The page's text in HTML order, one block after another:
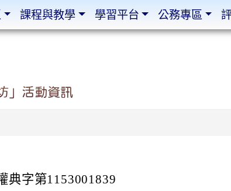
」活動資訊
典字第1153001839
課程與教學 學習平台 公務專區